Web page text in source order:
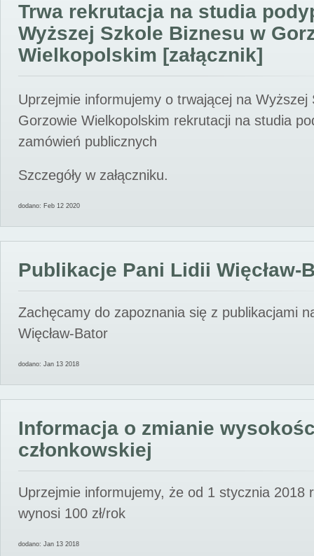
Trwa rekrutacja na studia
Wyższej Szkole Biznesu w
Wielkopolskim [załącznik]
Uprzejmie informujemy o trwającej na Wyższej
Gorzowie Wielkopolskim rekrutacji na studia
zamówień publicznych
Szczegóły w załączniku.
dodano: Feb 12 2020
Publikacje Pani Lidii Więcław-
Zachęcamy do zapoznania się z publikacjami
Więcław-Bator
dodano: Jan 13 2018
Informacja o zmianie
członkowskiej
Uprzejmie informujemy, że od 1 stycznia 2018
wynosi 100 zł/rok
dodano: Jan 13 2018